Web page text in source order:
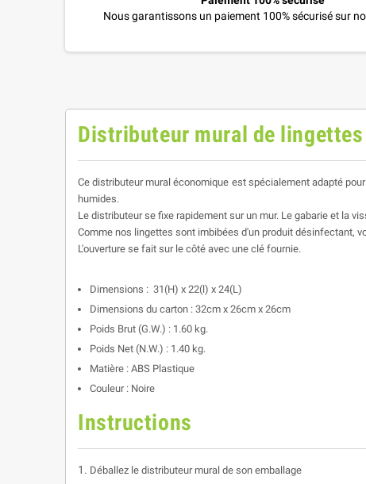
Nous garantissons un paiement 100% sécurisé sur
Distributeur mural de
Ce distributeur mural économique est spécialement adapté
humides.
Le distributeur se fixe rapidement sur un mur. Le gabarie et la
Comme nos lingettes sont imbibées d'un produit désinfectant,
L'ouverture se fait sur le côté avec une clé fournie.
Dimensions : 31(H) x 22(l) x 24(L)
Dimensions du carton : 32cm x 26cm x 26cm
Poids Brut (G.W.) : 1.60 kg.
Poids Net (N.W.) : 1.40 kg.
Matière : ABS Plastique
Couleur : Noire
Instructions
Déballez le distributeur mural de son emballage